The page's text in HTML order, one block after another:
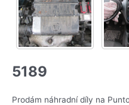
5189
Prodám náhradní díly na